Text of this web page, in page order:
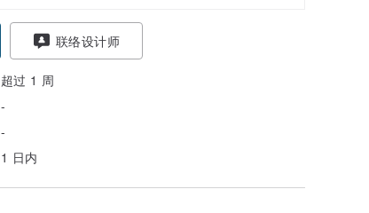
联络设计师
超过 1 周
-
-
1 日内